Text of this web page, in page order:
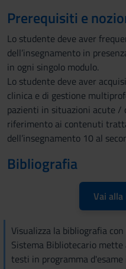
Prerequisiti e
Lo studente deve aver
dell’insegnamento in
in ogni singolo modulo.
Lo studente deve aver
clinica e di gestione
pazienti in situazioni acute /
riferimento ai contenuti
dell’insegnamento 10 al
Bibliografia
Vai
Visualizza la bibliografia
Sistema Bibliotecario mette
testi in programma